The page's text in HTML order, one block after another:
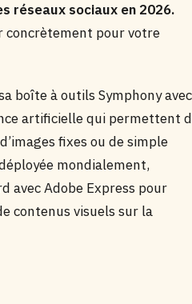
réseaux sociaux en 2026.
concrètement pour votre
boîte à outils Symphony avec
artificielle qui permettent
fixes ou de simple
mondialement,
avec Adobe Express pour
contenus visuels sur la